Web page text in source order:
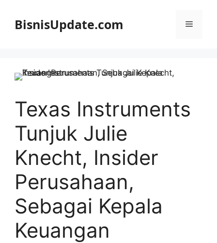
BisnisUpdate.com Menu
Texas Instruments
Tunjuk Julie
Knecht, Insider
Perusahaan,
Sebagai Kepala
Keuangan